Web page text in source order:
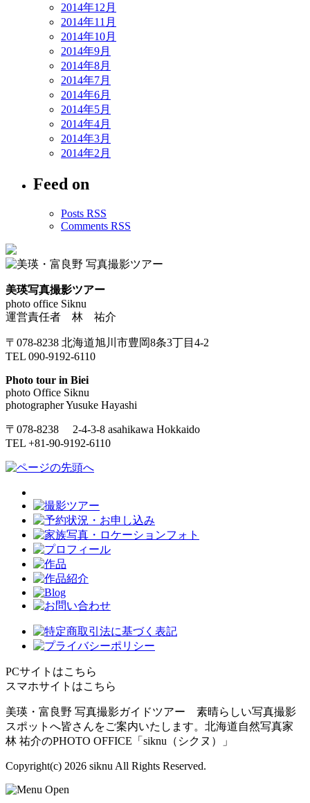
2014年12月
2014年11月
2014年10月
2014年9月
2014年8月
2014年7月
2014年6月
2014年5月
2014年4月
2014年3月
2014年2月
Feed on
Posts RSS
Comments RSS
美瑛写真撮影ツアー
photo office Siknu
運営責任者 林 祐介
〒078-8238 北海道旭川市豊岡8条3丁目4-2
TEL 090-9192-6110
Photo tour in Biei
photo Office Siknu
photographer Yusuke Hayashi
〒078-8238 2-4-3-8 asahikawa Hokkaido
TEL +81-90-9192-6110
PCサイトはこちら
スマホサイトはこちら
美瑛・富良野 写真撮影ガイドツアー 素晴らしい写真撮影
スポットへ皆さんをご案内いたします。北海道自然写真家
林 祐介のPHOTO OFFICE「siknu（シクヌ）」
Copyright(c) 2026 siknu All Rights Reserved.